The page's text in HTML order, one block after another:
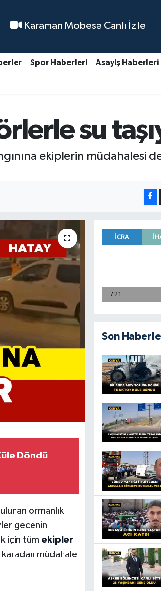
Karaman Mobese Canlı İzle
Spor Haberleri Asayiş Haberleri
su
ekiplerin müdahalesi
Döndü
ormanlık
gecenin
için tüm ekipler
müdahale
Son